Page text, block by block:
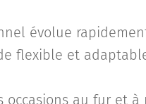
évolue
flexible et
au fur et à